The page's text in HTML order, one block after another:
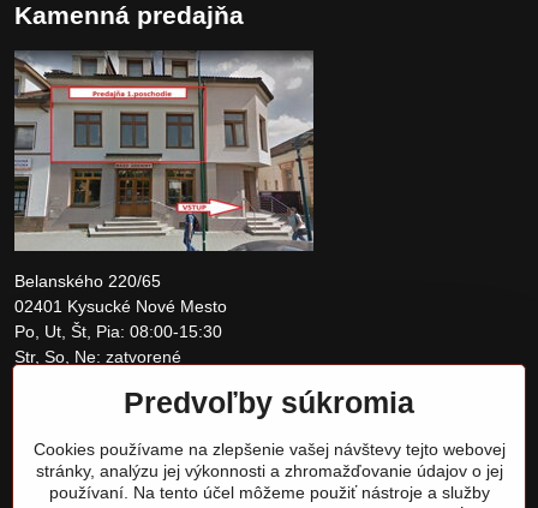
Kamenná predajňa
Belanského 220/65
02401 Kysucké Nové Mesto
Po, Ut, Št, Pia: 08:00-15:30
Str, So, Ne: zatvorené
obchod@tomshardware.sk
Predvoľby súkromia
Cookies používame na zlepšenie vašej návštevy tejto webovej
stránky, analýzu jej výkonnosti a zhromažďovanie údajov o jej
používaní. Na tento účel môžeme použiť nástroje a služby